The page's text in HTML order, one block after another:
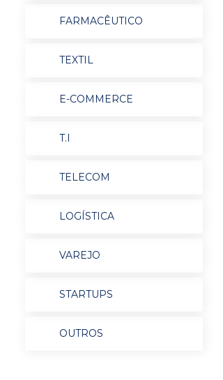
FARMACÊUTICO
TEXTIL
E-COMMERCE
T.I
TELECOM
LOGÍSTICA
VAREJO
STARTUPS
OUTROS